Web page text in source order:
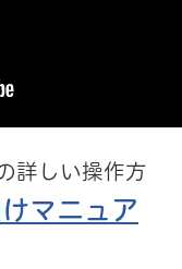
詳しい操作方
けマニュア